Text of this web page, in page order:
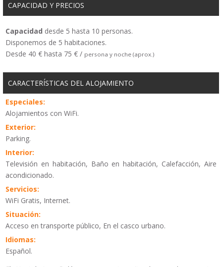
CAPACIDAD Y PRECIOS
Capacidad desde 5 hasta 10 personas.
Disponemos de 5 habitaciones.
Desde 40 € hasta 75 € / persona y noche (aprox.)
CARACTERÍSTICAS DEL ALOJAMIENTO
Especiales:
Alojamientos con WiFi.
Exterior:
Parking.
Interior:
Televisión en habitación, Baño en habitación, Calefacción, Aire
acondicionado.
Servicios:
WiFi Gratis, Internet.
Situación:
Acceso en transporte público, En el casco urbano.
Idiomas:
Español.